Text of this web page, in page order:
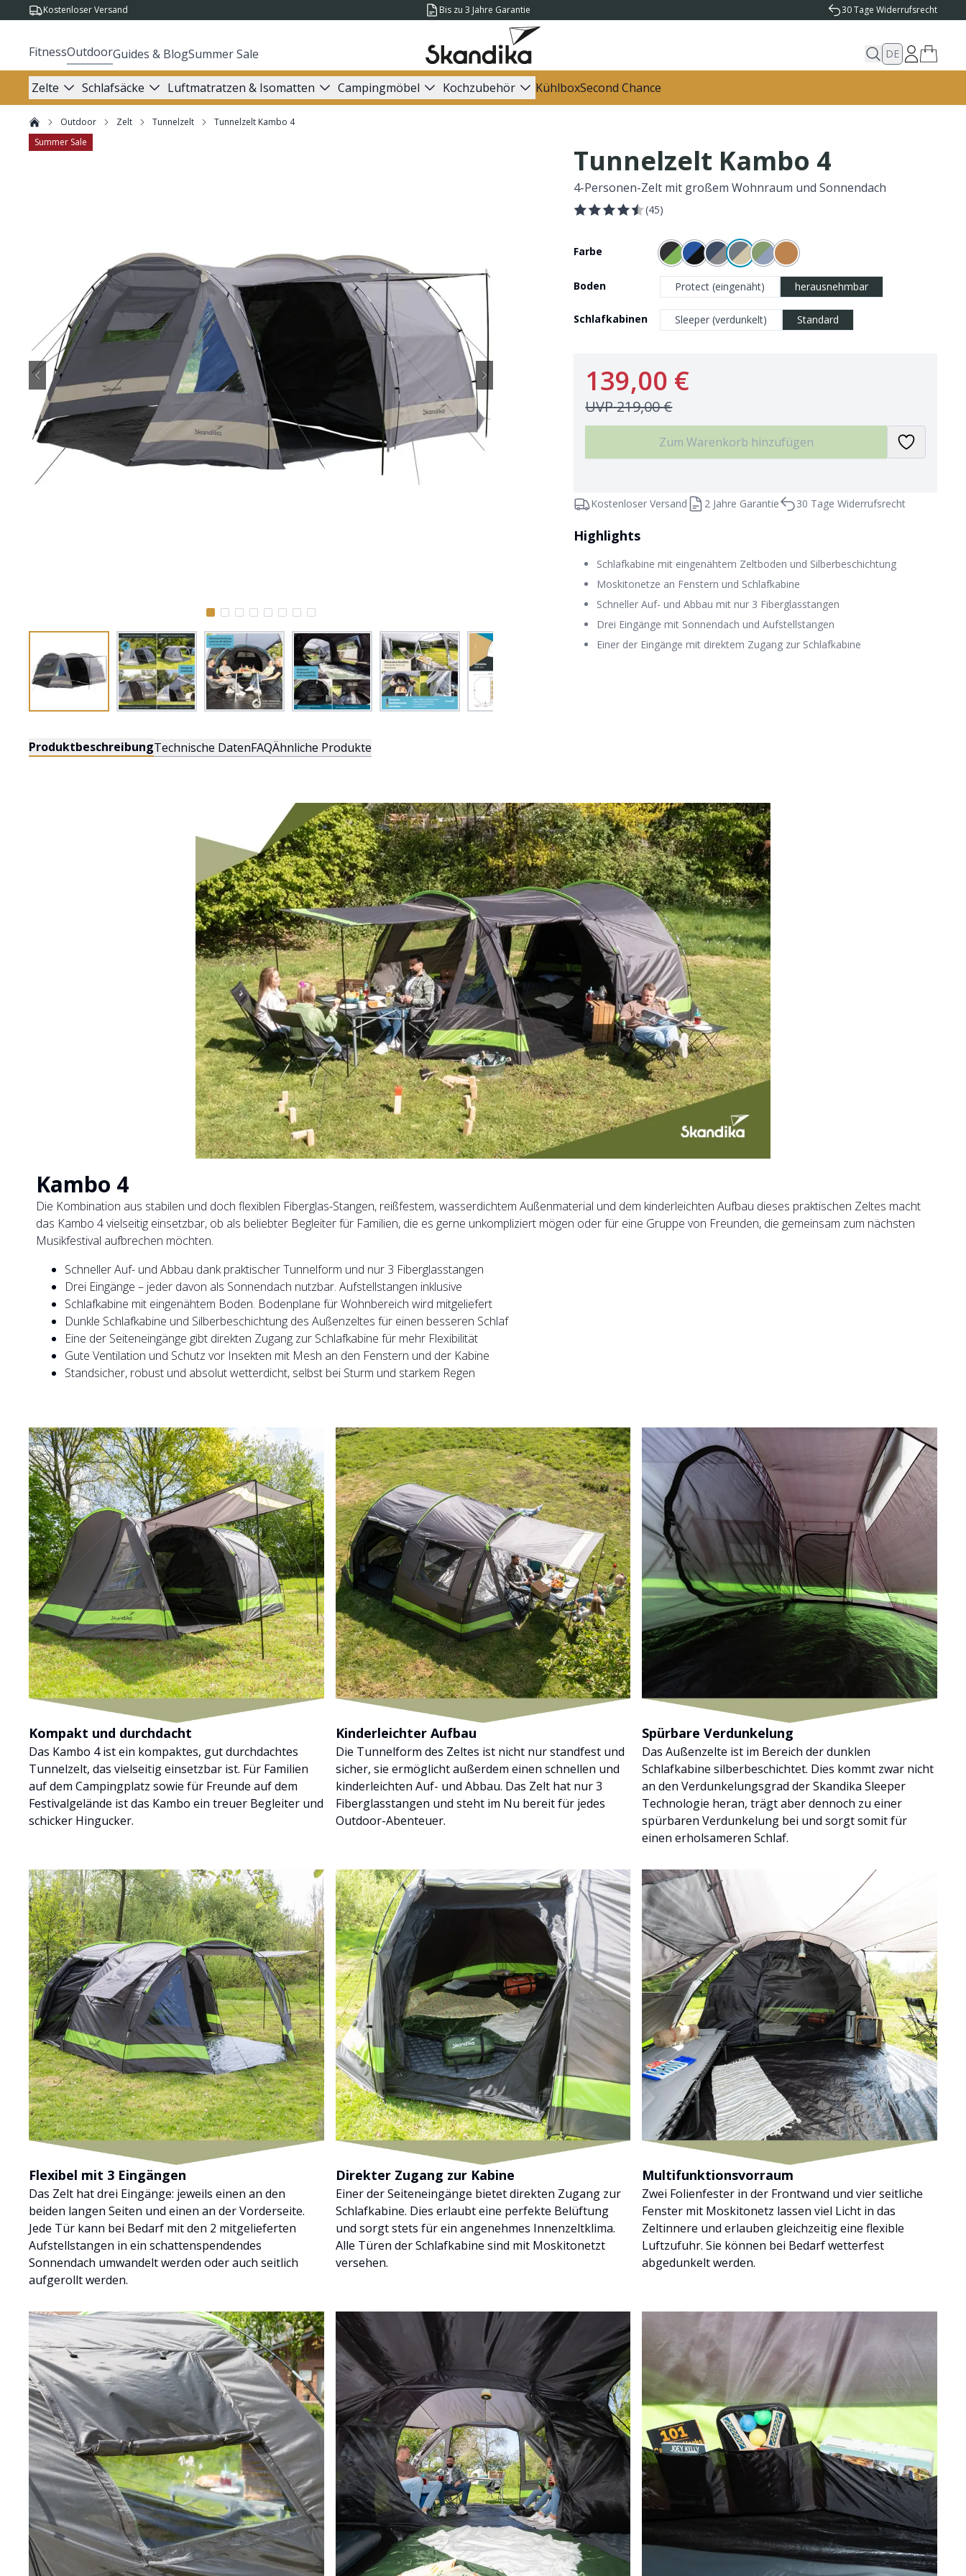
Kostenloser Versand Bis zu 3 Jahre Garantie 30 Tage Widerrufsrecht
FitnessOutdoorGuides & BlogSummer Sale DE
Zelte Schlafsäcke Luftmatratzen & Isomatten Campingmöbel Kochzubehör KühlboxSecond Chance
Outdoor Zelt Tunnelzelt
Tunnelzelt Kambo 4
Summer Sale
Tunnelzelt Kambo 4
4-Personen-Zelt mit großem Wohnraum und Sonnendach
(45)
Farbe
Boden Protect (eingenäht) herausnehmbar
Schlafkabinen Sleeper (verdunkelt) Standard
139,00 €
UVP219,00 €
Zum Warenkorb hinzufügen
Kostenloser Versand 2 Jahre Garantie 30 Tage Widerrufsrecht
Highlights
Schlafkabine mit eingenähtem Zeltboden und Silberbeschichtung
Moskitonetze an Fenstern und Schlafkabine
Schneller Auf- und Abbau mit nur 3 Fiberglasstangen
Drei Eingänge mit Sonnendach und Aufstellstangen
Einer der Eingänge mit direktem Zugang zur Schlafkabine
ProduktbeschreibungTechnische DatenFAQÄhnliche Produkte
Kambo 4
Die Kombination aus stabilen und doch flexiblen Fiberglas-Stangen, reißfestem, wasserdichtem Außenmaterial und dem kinderleichten Aufbau dieses praktischen Zeltes macht
das Kambo 4 vielseitig einsetzbar, ob als beliebter Begleiter für Familien, die es gerne unkompliziert mögen oder für eine Gruppe von Freunden, die gemeinsam zum nächsten
Musikfestival aufbrechen möchten.
Schneller Auf- und Abbau dank praktischer Tunnelform und nur 3 Fiberglasstangen
Drei Eingänge – jeder davon als Sonnendach nutzbar. Aufstellstangen inklusive
Schlafkabine mit eingenähtem Boden. Bodenplane für Wohnbereich wird mitgeliefert
Dunkle Schlafkabine und Silberbeschichtung des Außenzeltes für einen besseren Schlaf
Eine der Seiteneingänge gibt direkten Zugang zur Schlafkabine für mehr Flexibilität
Gute Ventilation und Schutz vor Insekten mit Mesh an den Fenstern und der Kabine
Standsicher, robust und absolut wetterdicht, selbst bei Sturm und starkem Regen
Kompakt und durchdacht
Das Kambo 4 ist ein kompaktes, gut durchdachtes
Tunnelzelt, das vielseitig einsetzbar ist. Für Familien
auf dem Campingplatz sowie für Freunde auf dem
Festivalgelände ist das Kambo ein treuer Begleiter und
schicker Hingucker.
Kinderleichter Aufbau
Die Tunnelform des Zeltes ist nicht nur standfest und
sicher, sie ermöglicht außerdem einen schnellen und
kinderleichten Auf- und Abbau. Das Zelt hat nur 3
Fiberglasstangen und steht im Nu bereit für jedes
Outdoor-Abenteuer.
Spürbare Verdunkelung
Das Außenzelte ist im Bereich der dunklen
Schlafkabine silberbeschichtet. Dies kommt zwar nicht
an den Verdunkelungsgrad der Skandika Sleeper
Technologie heran, trägt aber dennoch zu einer
spürbaren Verdunkelung bei und sorgt somit für
einen erholsameren Schlaf.
Flexibel mit 3 Eingängen
Das Zelt hat drei Eingänge: jeweils einen an den
beiden langen Seiten und einen an der Vorderseite.
Jede Tür kann bei Bedarf mit den 2 mitgelieferten
Aufstellstangen in ein schattenspendendes
Sonnendach umwandelt werden oder auch seitlich
aufgerollt werden.
Direkter Zugang zur Kabine
Einer der Seiteneingänge bietet direkten Zugang zur
Schlafkabine. Dies erlaubt eine perfekte Belüftung
und sorgt stets für ein angenehmes Innenzeltklima.
Alle Türen der Schlafkabine sind mit Moskitonetzt
versehen.
Multifunktionsvorraum
Zwei Folienfester in der Frontwand und vier seitliche
Fenster mit Moskitonetz lassen viel Licht in das
Zeltinnere und erlauben gleichzeitig eine flexible
Luftzufuhr. Sie können bei Bedarf wetterfest
abgedunkelt werden.